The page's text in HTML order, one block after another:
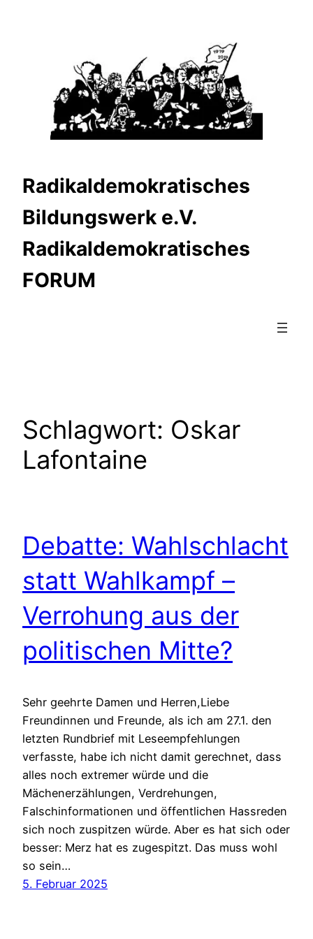
Radikaldemokratisches
Bildungswerk e.V.
Radikaldemokratisches
FORUM
Schlagwort: Oskar
Lafontaine
Debatte: Wahlschlacht
statt Wahlkampf –
Verrohung aus der
politischen Mitte?
Sehr geehrte Damen und Herren,Liebe
Freundinnen und Freunde, als ich am 27.1. den
letzten Rundbrief mit Leseempfehlungen
verfasste, habe ich nicht damit gerechnet, dass
alles noch extremer würde und die
Mächenerzählungen, Verdrehungen,
Falschinformationen und öffentlichen Hassreden
sich noch zuspitzen würde. Aber es hat sich oder
besser: Merz hat es zugespitzt. Das muss wohl
so sein…
5. Februar 2025